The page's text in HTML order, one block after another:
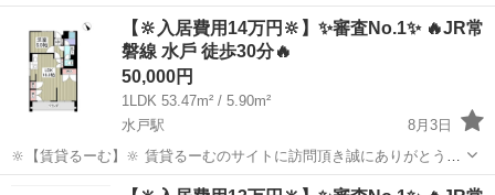
ざいます🙇 当社では、どこよりも安く入居できる不動産屋を目指し 活
動しております。 ✨コンセプト✨ 1，お客様ご自身で...
赤塚駅 一戸建て 物件
【🔆入居費用14万円🔆】✨審査No.1✨ 🔥JR常
磐線 水戶 徒歩30分🔥
50,000円
1LDK 53.47m² / 5.90m²
水戸駅
8月3日
🔆【賃貸るーむ】🔆 賃貸るーむのサイトに訪問頂き誠にありがとうご
ざいます🙇 当社では、どこよりも安く入居できる不動産屋を目指し 活
水戸駅 一戸建て 物件